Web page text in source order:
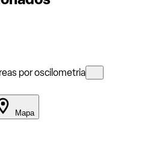
por oscilometria
Mapa